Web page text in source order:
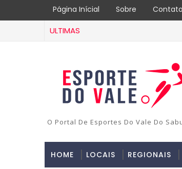
Página Inícial Sobre
ULTIMAS
O Portal De Esportes Do Vale Do
HOME LOCAIS REGIONAIS